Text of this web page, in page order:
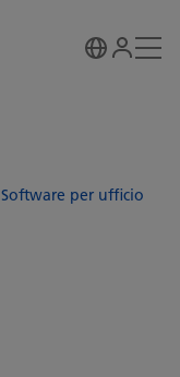
Software per ufficio